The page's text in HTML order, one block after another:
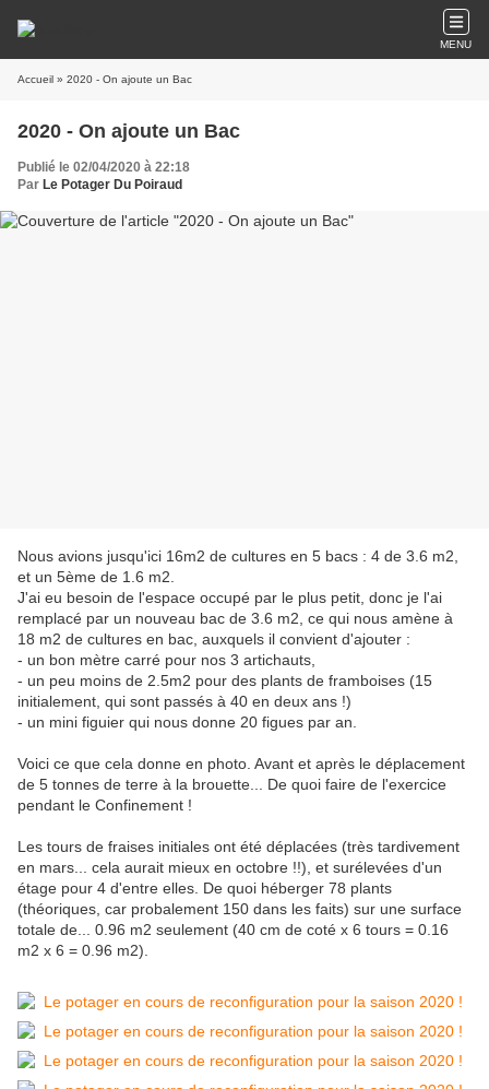
MENU
Accueil » 2020 - On ajoute un Bac
2020 - On ajoute un Bac
Publié le 02/04/2020 à 22:18
Par Le Potager Du Poiraud
Nous avions jusqu'ici 16m2 de cultures en 5 bacs : 4 de 3.6 m2,
et un 5ème de 1.6 m2.
J'ai eu besoin de l'espace occupé par le plus petit, donc je l'ai
remplacé par un nouveau bac de 3.6 m2, ce qui nous amène à
18 m2 de cultures en bac, auxquels il convient d'ajouter :
- un bon mètre carré pour nos 3 artichauts,
- un peu moins de 2.5m2 pour des plants de framboises (15
initialement, qui sont passés à 40 en deux ans !)
- un mini figuier qui nous donne 20 figues par an.
Voici ce que cela donne en photo. Avant et après le déplacement
de 5 tonnes de terre à la brouette... De quoi faire de l'exercice
pendant le Confinement !
Les tours de fraises initiales ont été déplacées (très tardivement
en mars... cela aurait mieux en octobre !!), et surélevées d'un
étage pour 4 d'entre elles. De quoi héberger 78 plants
(théoriques, car probalement 150 dans les faits) sur une surface
totale de... 0.96 m2 seulement (40 cm de coté x 6 tours = 0.16
m2 x 6 = 0.96 m2).